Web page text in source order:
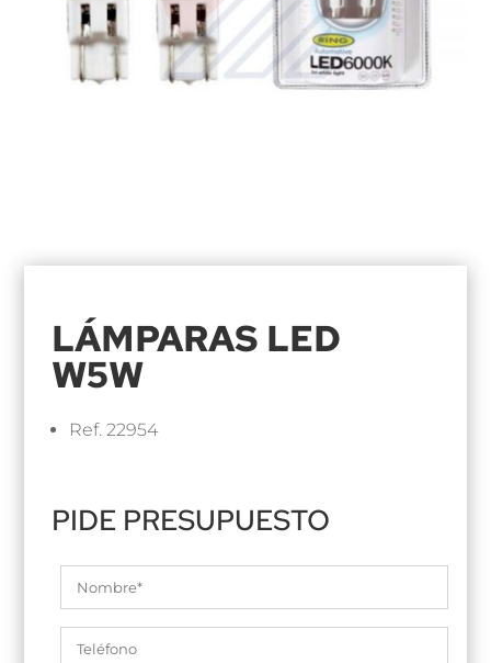
LÁMPARAS LED
W5W
Ref. 22954
PIDE PRESUPUESTO